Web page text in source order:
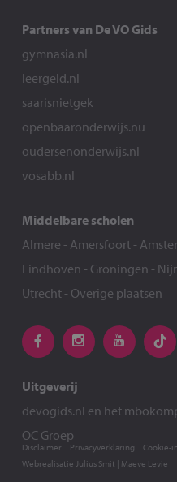
Partners van De VO Gids
gymnasia.nl
leergeld.nl
saarisnietgek
openbaaronderwijs.nu
oudersenonderwijs.nl
vosabb.nl
Middelbare scholen
Almere - Amersfoort-
Eindhoven - Groningen -
Utrecht- Overige plaatsen
Uitgeverij
devogids.nl en het
OC Groep
Webrealisatie Julius Smit | Maeve Levie
Disclaimer Privacyverklaring Cookie-